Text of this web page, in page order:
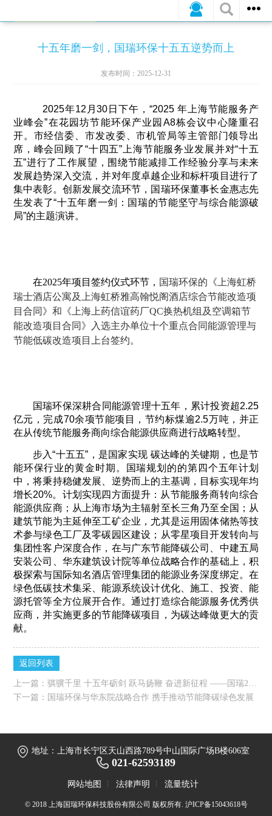
媒体报道
十五年磨一剑，国瑞环保十五五逆势而上
发布时间：2025-12-31
2025年12月30日下午，“2025 年上海节能服务产
业峰会”在花园坊节能环保产业园A8栋会议中心隆重召
开。市经信委、市发改委、市机管局等主管部门领导出
席，峰会回顾了“十四五”上海节能服务业发展并对“十五
五”进行了工作展望，围绕节能减排工作经验分享与未来
发展趋势深入交流，并对年度卓越企业和标杆项目进行了
集中表彰。创新发展交流环节，国瑞环保董事长金惠志先
生发表了“十五年磨一剑：国瑞的节能坚守与综合能源破
局”的主题演讲。
在2025年项目签约仪式环节， 国瑞环保的《上海虹桥
瑞士酒店公寓及上海虹桥雅高翰悦阁酒店综合节能改造项
目合同》和《上海上药信谊药厂QC换热机组及空调箱节
能改造项目合同》入选主办单位十个重点合同能源管理与
节能低碳改造项目上台签约。
国瑞环保深耕合同能源管理十五年，累计投资超2.25
亿元，完成70余项节能项目，节约标煤逾2.5万吨，并正
在从传统节能服务商向综合能源供应商进行战略转型。
步入“十五五” ，是国家实现 碳达峰的关键期，也是节
能环保行业的黄金时期。国瑞规划的的第四个五年计划
中，将秉持稳健发展、逆势而上的主基调 ，目标实现年均
增长20%。计划实现四方面提升：从节能服务商转向综合
能源供应商；从上海市场为主辐射至长三角乃至全国；从
建筑节能为主延伸至工矿企业，尤其是运用固体储热等技
术参与绿色工厂及零碳园区建设；从零星项目开发转向与
集团性客户深度合作， 在与广东节能降碳公司、中建五局
安装公司、华东建筑设计院等单位战略合作的基础上，积
极探索与国际知名酒店管理集团的能源业务深度绑定。在
绿色低碳技术集采、能源系统设计优化、施工、投资、能
源托管等全方位展开合作。 通过打造综合能源服务优秀供
应商，并实施更多的节能降碳项目，为碳达峰做更大的贡
献。
返回列表
上一篇： 骐骥千里 十五年砺剑 跃马扬鞭 奋进新征程 ——国瑞2026年度庆典于建国宾馆圆满落幕
下一篇： 国瑞环保与华东院战略合作 携手推动节能降碳绿色发展
地址：上海市长宁区天山西路789号中山国际广场B楼606室
021-62593189
网站地图 法律声明 流量统计
© 2018 上海国瑞环保科技股份有限公司 版权所有. 沪ICP备15043618号